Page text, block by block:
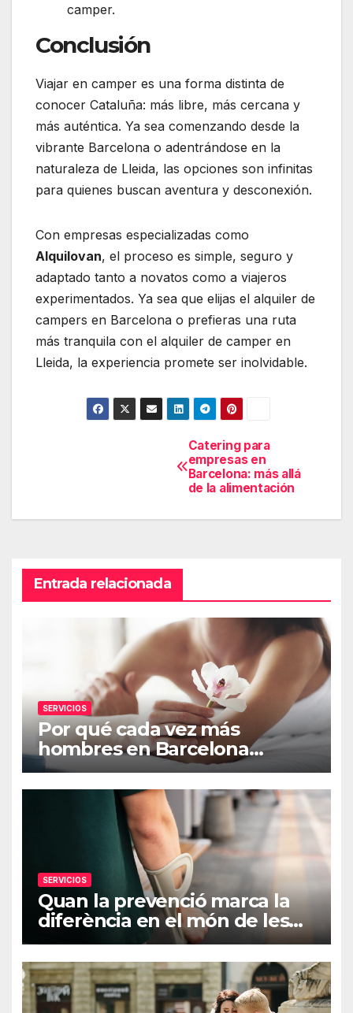
camper.
Conclusión
Viajar en camper es una forma distinta de
conocer Cataluña: más libre, más cercana y
más auténtica. Ya sea comenzando desde la
vibrante Barcelona o adentrándose en la
naturaleza de Lleida, las opciones son infinitas
para quienes buscan aventura y desconexión.
Con empresas especializadas como
Alquilovan, el proceso es simple, seguro y
adaptado tanto a novatos como a viajeros
experimentados. Ya sea que elijas el alquiler de
campers en Barcelona o prefieras una ruta
más tranquila con el alquiler de camper en
Lleida, la experiencia promete ser inolvidable.
Catering para
empresas en
Barcelona: más allá
de la alimentación
Entrada relacionada
SERVICIOS
Por qué cada vez más
hombres en Barcelona
buscan experiencias de
masaje consciente y sensorial
SERVICIOS
Quan la prevenció marca la
diferència en el món de les
assegurances